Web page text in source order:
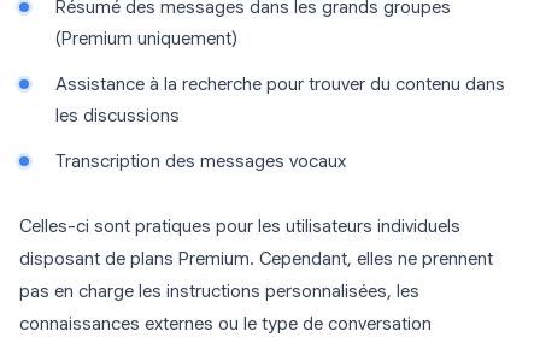
Résumé des messages dans les grands groupes
(Premium uniquement)
Assistance à la recherche pour trouver du contenu dans
les discussions
Transcription des messages vocaux
Celles-ci sont pratiques pour les utilisateurs individuels
disposant de plans Premium. Cependant, elles ne prennent
pas en charge les instructions personnalisées, les
connaissances externes ou le type de conversation